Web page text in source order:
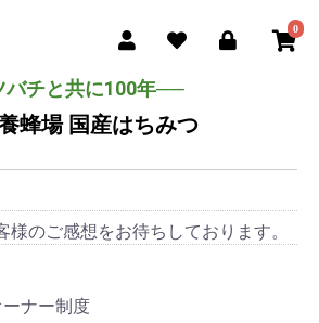
0
バチと共に100年──
蜂場 国産はちみつ
様のご感想をお待ちしております。
ナー制度